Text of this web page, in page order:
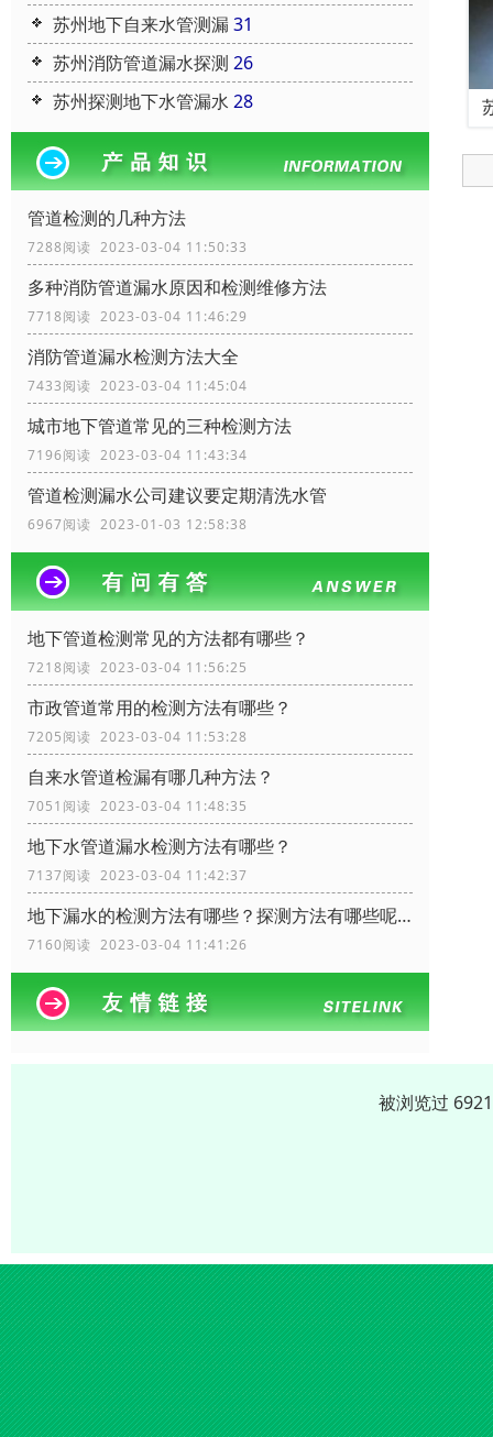
苏州地下自来水管测漏31
苏州消防管道漏水探测 26
苏州探测地下水管漏水 28
管道检测的几种方法
7288阅读 2023-03-04 11:50:33
多种消防管道漏水原因和检测维修方法
7718阅读 2023-03-04 11:46:29
消防管道漏水检测方法大全
7433阅读 2023-03-04 11:45:04
城市地下管道常见的三种检测方法
7196阅读 2023-03-04 11:43:34
管道检测漏水公司建议要定期清洗水管
6967阅读 2023-01-03 12:58:38
地下管道检测常见的方法都有哪些？
7218阅读 2023-03-04 11:56:25
市政管道常用的检测方法有哪些？
7205阅读 2023-03-04 11:53:28
自来水管道检漏有哪几种方法？
7051阅读 2023-03-04 11:48:35
地下水管道漏水检测方法有哪些？
7137阅读 2023-03-04 11:42:37
地下漏水的检测方法有哪些？探测方法有哪些呢？
7160阅读 2023-03-04 11:41:26
被浏览过